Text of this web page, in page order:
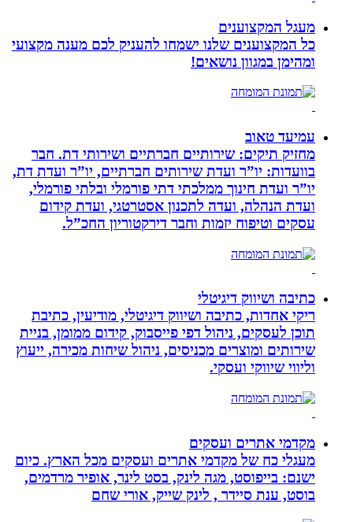
מעגל המקצוענים
כל המקצוענים שלנו ישמחו להעניק לכם מענה מקצועי
ומהימן במגוון נושאים!
עמיעד טאוב
מחזיק תיקים: שירותיים חברתיים ושירותי דת. חבר
בוועדות: יו”ר ועדת שירותים חברתיים, יו”ר ועדת דת,
יו”ר ועדת חינוך ממלכתי דתי פורמלי ובלתי פורמלי,
ועדת הנהלה, ועדה לתכנון אסטרטגי, ועדת קידום
עסקים וטיפוח יזמות וחבר דירקטוריון החכ”ל.
כתיבה ושיווק דיגיטלי
ריקי אחדות, כתיבה ושיווק דיגיטלי, מודיעין, כתיבת
תוכן לעסקים, ניהול דפי פייסבוק, קידום ממומן, בניית
שירותים ומוצרים מכניסים, ניהול שיחות מכירה, ייעוץ
וליווי שיווקי ועסקי.
מקדמי אתרים ועסקים
מעגלי כח של מקדמי אתרים ועסקים מכל הארץ. כיום
ישנם: בייפוסט, מגה לינק, בסט לינר, אופיר מרדמים,
בוסט, ענת סיידר , לינק שייק, אורי שחם